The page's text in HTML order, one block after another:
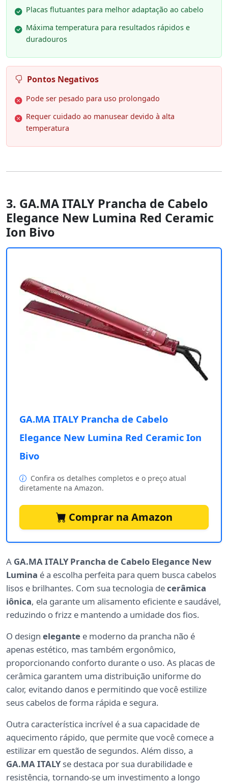
Placas flutuantes para melhor adaptação ao cabelo
Máxima temperatura para resultados rápidos e
duradouros
Pontos Negativos
Pode ser pesado para uso prolongado
Requer cuidado ao manusear devido à alta
temperatura
3. GA.MA ITALY Prancha de Cabelo
Elegance New Lumina Red Ceramic
Ion Bivo
GA.MA ITALY Prancha de Cabelo
Elegance New Lumina Red Ceramic Ion
Bivo
Confira os detalhes completos e o preço atual
diretamente na Amazon.
Comprar na Amazon
A GA.MA ITALY Prancha de Cabelo Elegance New
Lumina é a escolha perfeita para quem busca cabelos
lisos e brilhantes. Com sua tecnologia decerâmica
iônica, ela garante um alisamento eficiente e saudável,
reduzindo o frizz e mantendo a umidade dos fios.
O design elegante e moderno da prancha não é
apenas estético, mas também ergonômico,
proporcionando conforto durante o uso. As placas de
cerâmica garantem uma distribuição uniforme do
calor, evitando danos e permitindo que você estilize
seus cabelos de forma rápida e segura.
Outra característica incrível é a sua capacidade de
aquecimento rápido, que permite que você comece a
estilizar em questão de segundos. Além disso, a
GA.MA ITALYse destaca por sua durabilidade e
resistência, tornando-se um investimento a longo